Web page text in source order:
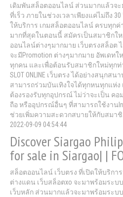
เดิมพันสล็อตออนไลน์ ส่วนมากแล้วจ
ที่เร็ว ภายในช่วงเวลาเพียงแค่ไม่ถึง
ให้บริการ เกมสล็อตออนไลน์ ครบทุกค่
มากที่สุดในตอนนี้ สมัครเป็นสมาชิกใ
ออนไลน์ต่างๆมากมาย เว็บตรงสล็อต
จะมีPromotion ต่างๆมากมาย อัพเดท
ทุกคน และเพื่อต้อนรับสมาชิกใหม่ทุก
SLOT ONLINE เว็บตรง ได้อย่างสนุกส
สามารถร่วมบันเทิงใจได้ทุกหนทุกแห่ง
ต้องรองรับทุกอุปกรณ์ ไม่ว่าจะเป็น คอ
ถือ หรืออุปกรณ์อื่นๆ ที่สามารถใช้งาน
ช่วยเพิ่มความสะดวกสบายให้กับสมา
2022-09-09 04:54:44
Discover Siargao
for sale in Siargao| |
สล็อตออนไลน์ เว็บตรง ที่เปิดให้บริกา
ต่างแดน เว็บสล็อตxo จะมาพร้อมระ
เว็บหลัก ส่วนมากแล้วจะมาพร้อมระบ